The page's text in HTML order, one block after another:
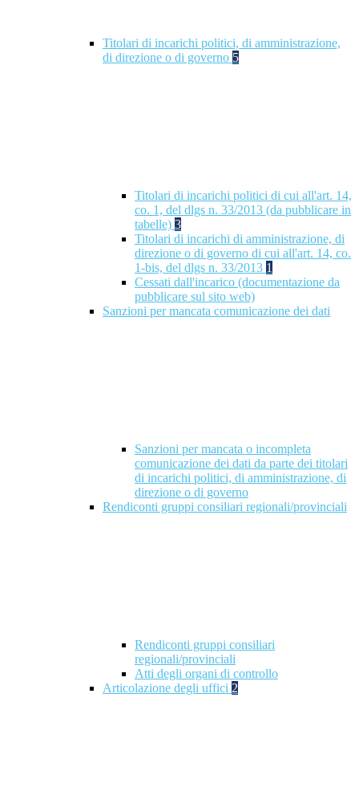
Titolari di incarichi politici, di amministrazione,
di direzione o di governo 5
Titolari di incarichi politici di cui all'art. 14,
co. 1, del dlgs n. 33/2013 (da pubblicare in
tabelle) 3
Titolari di incarichi di amministrazione, di
direzione o di governo di cui all'art. 14, co.
1-bis, del dlgs n. 33/2013 1
Cessati dall'incarico (documentazione da
pubblicare sul sito web)
Sanzioni per mancata comunicazione dei dati
Sanzioni per mancata o incompleta
comunicazione dei dati da parte dei titolari
di incarichi politici, di amministrazione, di
direzione o di governo
Rendiconti gruppi consiliari regionali/provinciali
Rendiconti gruppi consiliari
regionali/provinciali
Atti degli organi di controllo
Articolazione degli uffici 2